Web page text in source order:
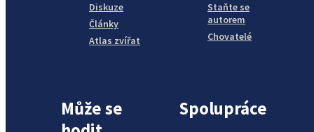
Diskuze
Články
Atlas zvířat
Staňte se
autorem
Chovatelé
Může se
Spolupráce